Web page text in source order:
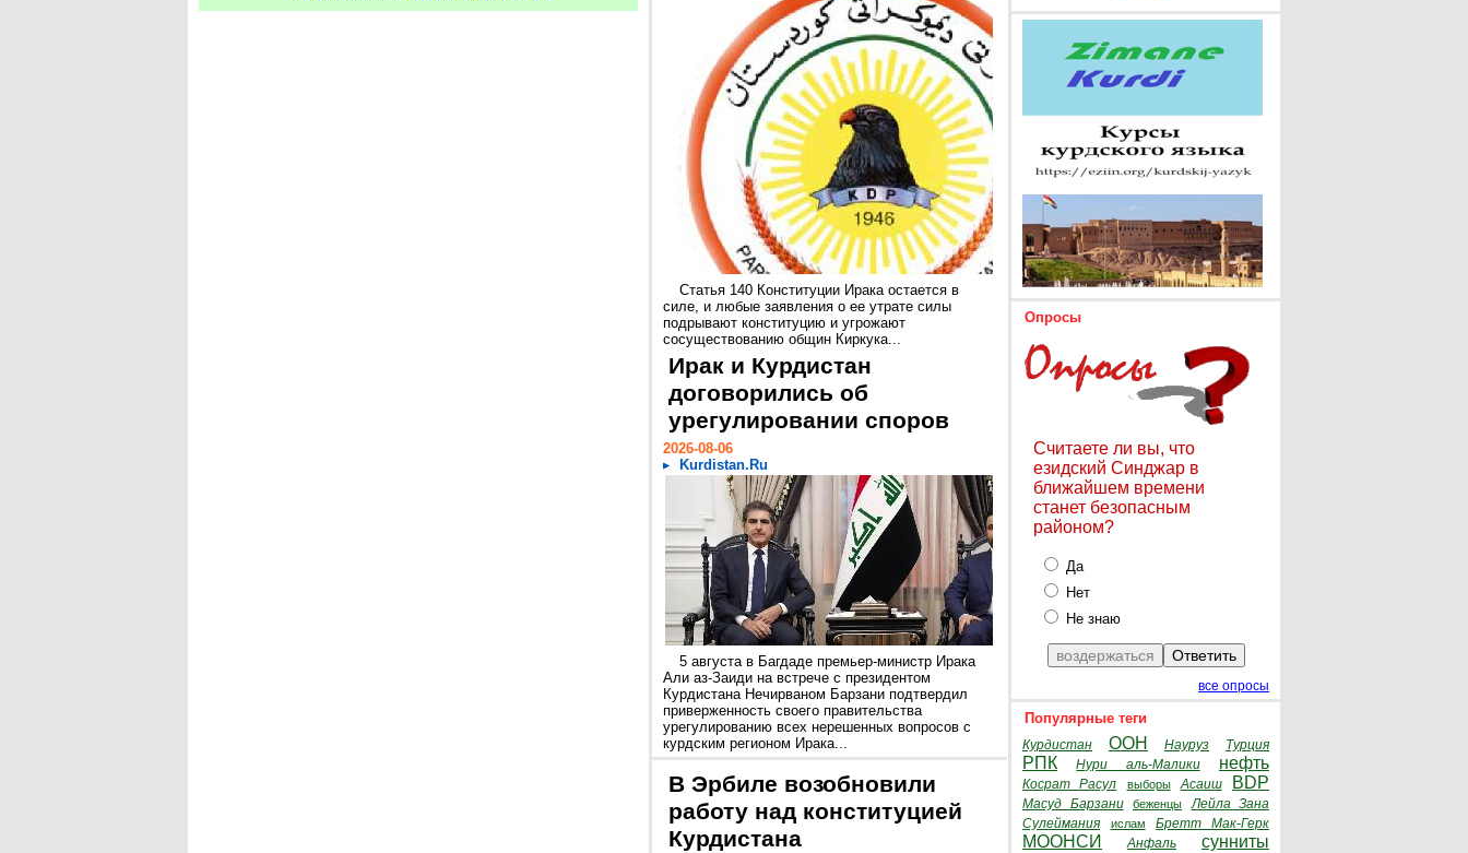
Статья 140 Конституции Ирака остается в
силе, и любые заявления о ее утрате силы
подрывают конституцию и угрожают
сосуществованию общин Киркука...
Ирак и Курдистан
договорились об
урегулировании споров
2026-08-06
Kurdistan.Ru
5 августа в Багдаде премьер-министр Ирака
Али аз-Заиди на встрече с президентом
Курдистана Нечирваном Барзани подтвердил
приверженность своего правительства
урегулированию всех нерешенных вопросов с
курдским регионом Ирака...
В Эрбиле возобновили
работу над конституцией
Курдистана
Опросы
Считаете ли вы, что
езидский Синджар в
ближайшем времени
станет безопасным
районом?
Да
Нет
Не знаю
все опросы
Популярные теги
Курдистан ООН Науруз Турция
РПК Нури аль-Малики нефть
Косрат Расул выборы Асаиш BDP
Масуд Барзани беженцы
Лейла Зана
Сулеймания
ислам Бретт Мак-Герк
МООНСИ Анфаль сунниты